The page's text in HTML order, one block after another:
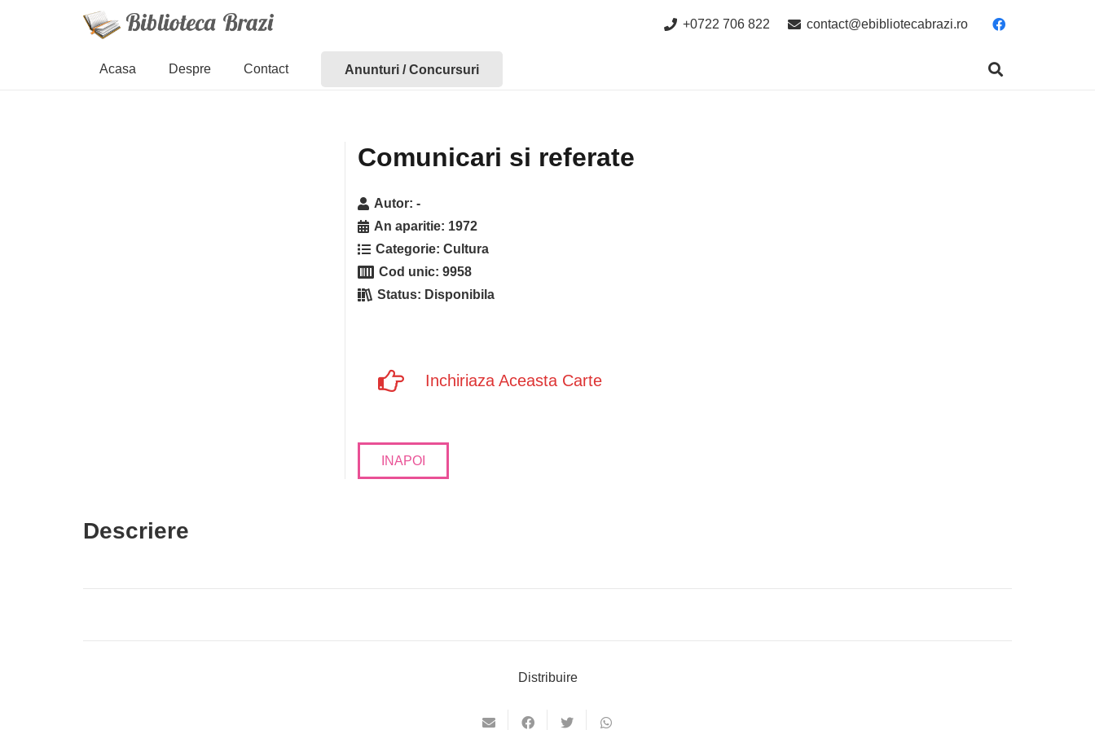
+0722 706 822 contact@ebibliotecabrazi.ro
Acasa Despre Contact Anunturi / Concursuri
Comunicari si referate
Autor:-
An aparitie: 1972
Categorie:Cultura
Cod unic:9958
Status: Disponibila
Inchiriaza Aceasta Carte
INAPOI
Descriere
Distribuire